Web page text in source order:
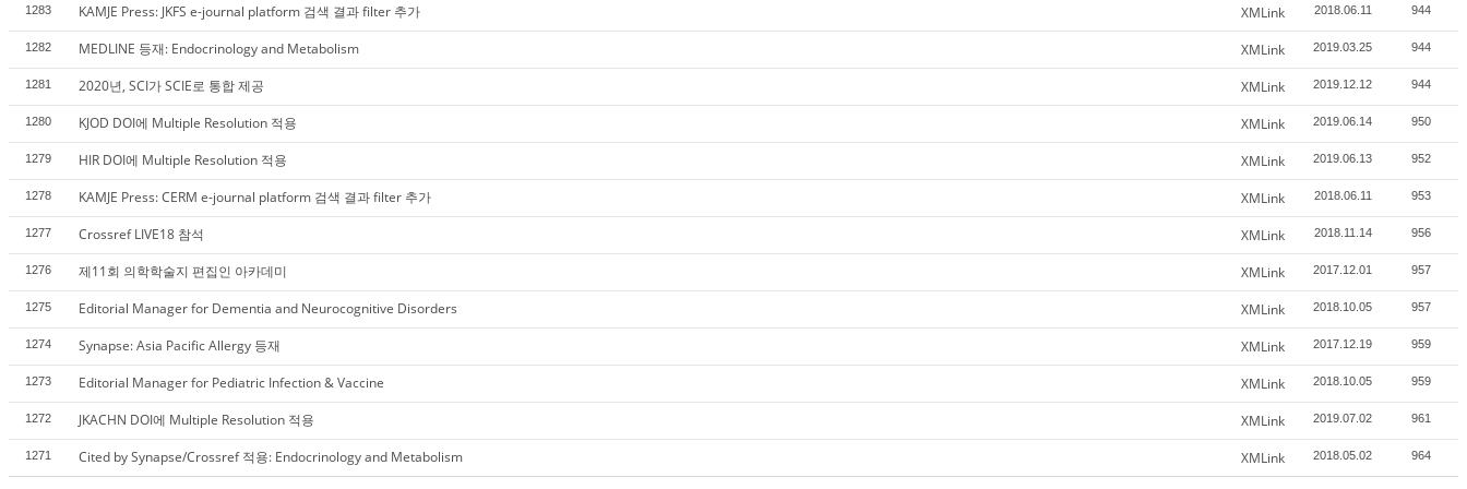
1283 KAMJE Press: JKFS e-journal platform 검색 결과 filter 추가 XMLink 2018.06.11 944
1282 MEDLINE 등재: Endocrinology and Metabolism XMLink 2019.03.25 944
1281 2020년, SCI가 SCIE로 통합 제공 XMLink 2019.12.12 944
1280 KJOD DOI에 Multiple Resolution 적용 XMLink 2019.06.14 950
1279 HIR DOI에 Multiple Resolution 적용 XMLink 2019.06.13 952
1278 KAMJE Press: CERM e-journal platform 검색 결과 filter 추가 XMLink 2018.06.11 953
1277 Crossref LIVE18 참석 XMLink 2018.11.14 956
1276 제11회 의학학술지 편집인 아카데미 XMLink 2017.12.01 957
1275 Editorial Manager for Dementia and Neurocognitive Disorders XMLink 2018.10.05 957
1274 Synapse: Asia Pacific Allergy 등재 XMLink 2017.12.19 959
1273 Editorial Manager for Pediatric Infection & Vaccine XMLink 2018.10.05 959
1272 JKACHN DOI에 Multiple Resolution 적용 XMLink 2019.07.02 961
1271 Cited by Synapse/Crossref 적용: Endocrinology and Metabolism XMLink 2018.05.02 964